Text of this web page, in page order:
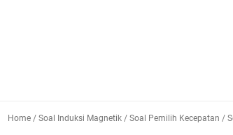
Home / Soal Induksi Magnetik / Soal Pemilih Kecepatan /